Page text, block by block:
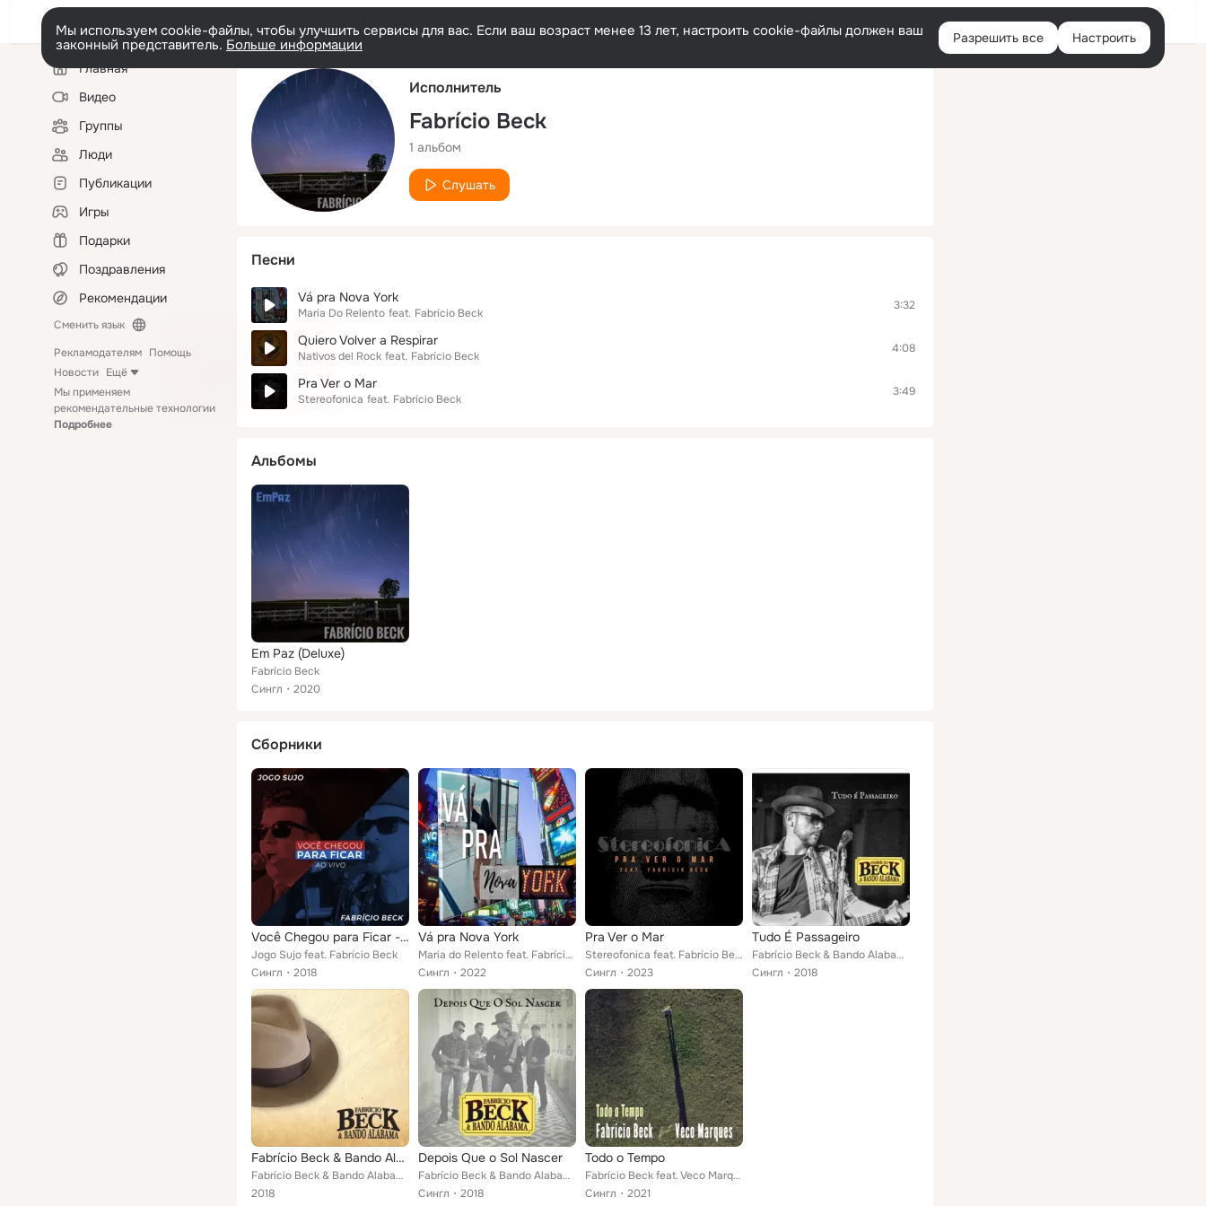
Русский Войти
Мы используем cookie-файлы, чтобы улучшить сервисы для вас. Если ваш возраст менее 13 лет, настроить cookie-файлы должен ваш
законный представитель. Больше информации Разрешить все Настроить
Левая
колонкаГлавная
Видео
Группы
Люди
Публикации
Игры
Подарки
Поздравления
Рекомендации
Сменить язык
Рекламодателям Помощь
Новости Ещё
Мы применяем
рекомендательные технологии
Подробнее
Исполнитель
Fabrício Beck
1 альбом
Слушать
Песни
Vá pra Nova York
Maria Do Relento feat. Fabrício Beck
3:32
Quiero Volver a Respirar
Nativos del Rock feat. Fabrício Beck
4:08
Pra Ver o Mar
Stereofonica feat. Fabrício Beck
3:49
Альбомы
Em Paz (Deluxe)
Fabrício Beck
Сингл
2020
Сборники
Você Chegou para Ficar - Ao Vivo
Jogo Sujo feat. Fabrício Beck
Сингл
2018
Vá pra Nova York
Maria do Relento feat. Fabrício Beck
Сингл
2022
Pra Ver o Mar
Stereofonica feat. Fabrício Beck
Сингл
2023
Tudo É Passageiro
Fabrício Beck & Bando Alabama
Сингл
2018
Fabrício Beck & Bando Alabama
Fabrício Beck & Bando Alabama
2018
Depois Que o Sol Nascer
Fabrício Beck & Bando Alabama
Сингл
2018
Todo o Tempo
Fabrício Beck feat. Veco Marques
Сингл
2021